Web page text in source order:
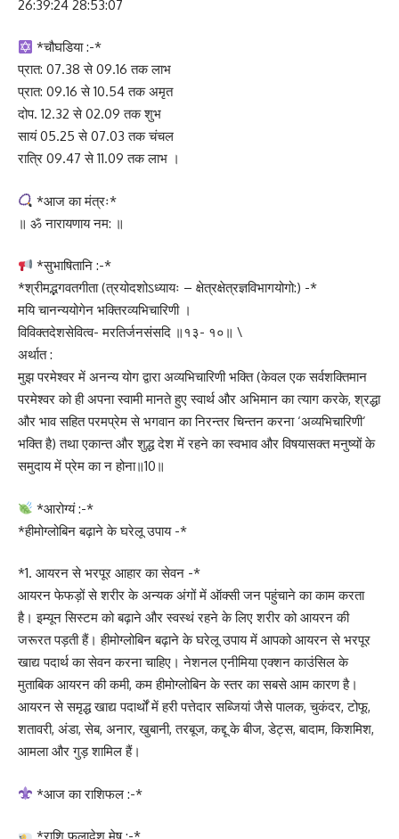
26:39:24 28:53:07
*चौघडिया :-*
प्रात: 07.38 से 09.16 तक लाभ
प्रात: 09.16 से 10.54 तक अमृत
दोप. 12.32 से 02.09 तक शुभ
सायं 05.25 से 07.03 तक चंचल
रात्रि 09.47 से 11.09 तक लाभ ।
*आज का मंत्रः*
॥ ॐ नारायणाय नम: ॥
*सुभाषितानि :-*
*श्रीमद्भगवतगीता (त्रयोदशोऽध्यायः – क्षेत्रक्षेत्रज्ञविभागयोगो:) -*
मयि चानन्ययोगेन भक्तिरव्यभिचारिणी ।
विविक्तदेशसेवित्व- मरतिर्जनसंसदि ॥१३- १०॥ \
अर्थात :
मुझ परमेश्वर में अनन्य योग द्वारा अव्यभिचारिणी भक्ति (केवल एक सर्वशक्तिमान
परमेश्वर को ही अपना स्वामी मानते हुए स्वार्थ और अभिमान का त्याग करके, श्रद्धा
और भाव सहित परमप्रेम से भगवान का निरन्तर चिन्तन करना ‘अव्यभिचारिणी’
भक्ति है) तथा एकान्त और शुद्ध देश में रहने का स्वभाव और विषयासक्त मनुष्यों के
समुदाय में प्रेम का न होना॥10॥
*आरोग्यं :-*
*हीमोग्लोबिन बढ़ाने के घरेलू उपाय -*
*1. आयरन से भरपूर आहार का सेवन -*
आयरन फेफड़ों से शरीर के अन्यक अंगों में ऑक्सी जन पहुंचाने का काम करता
है। इम्यून सिस्टम को बढ़ाने और स्व‍स्थं रहने के लिए शरीर को आयरन की
जरूरत पड़ती हैं। हीमोग्लोबिन बढ़ाने के घरेलू उपाय में आपको आयरन से भरपूर
खाद्य पदार्थ का सेवन करना चाहिए। नेशनल एनीमिया एक्शन काउंसिल के
मुताबिक आयरन की कमी, कम हीमोग्लोबिन के स्तर का सबसे आम कारण है।
आयरन से समृद्ध खाद्य पदार्थों में हरी पत्तेदार सब्जियां जैसे पालक, चुकंदर, टोफू,
शतावरी, अंडा, सेब, अनार, खुबानी, तरबूज, कद्दू के बीज, डेट्स, बादाम, किशमिश,
आमला और गुड़ शामिल हैं।
*आज का राशिफल :-*